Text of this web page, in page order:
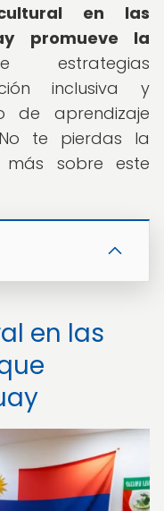
en las
promueve la
estrategias
inclusiva y
de aprendizaje
te pierdas la
sobre este
en las